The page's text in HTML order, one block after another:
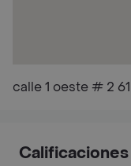
calle 1 oeste # 2 61